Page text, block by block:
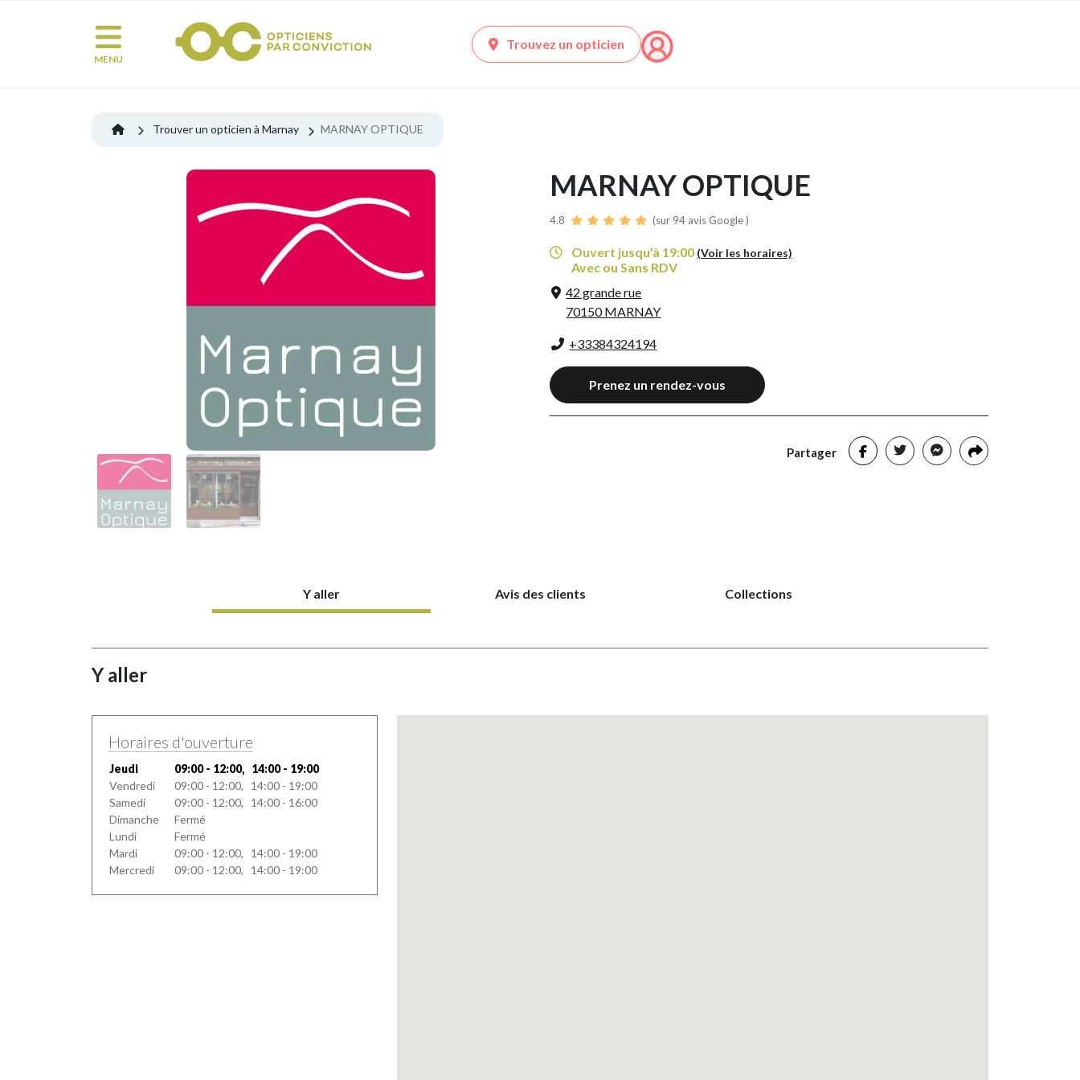
MENU
Trouvez un opticien
Trouver un opticien à Marnay MARNAY OPTIQUE
MARNAY OPTIQUE
4.8 (sur 94 avis Google )
Ouvert jusqu'à 19:00 (Voir les horaires)
Avec ou Sans RDV
42 grande rue
70150 MARNAY
+33384324194
Prenez un rendez-vous
Partager
Y aller Avis des clients Collections
Y aller
Horaires d'ouverture
Jeudi
09:00 - 12:00, 14:00 - 19:00
Vendredi
09:00 - 12:00, 14:00 - 19:00
Samedi
09:00 - 12:00, 14:00 - 16:00
Dimanche
Fermé
Lundi
Fermé
Mardi
09:00 - 12:00, 14:00 - 19:00
Mercredi
09:00 - 12:00, 14:00 - 19:00